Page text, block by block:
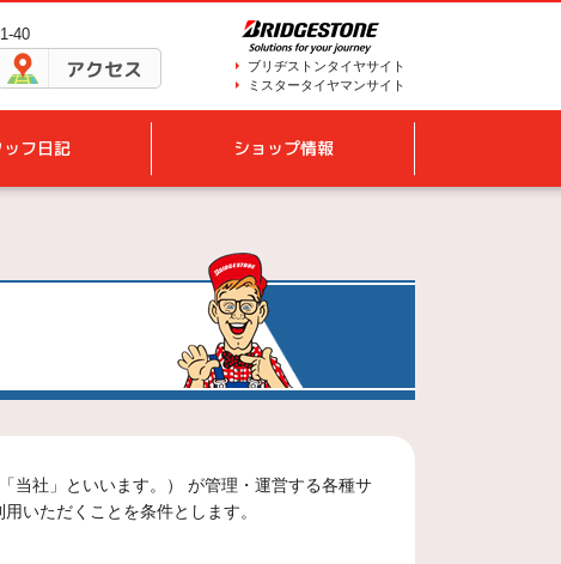
40
アクセス
ブリヂストンタイヤサイト
ミスタータイヤマンサイト
ッフ日記 ショップ情報
当社」といいます。） が管理・運営する各種サ
いただくことを条件とします。